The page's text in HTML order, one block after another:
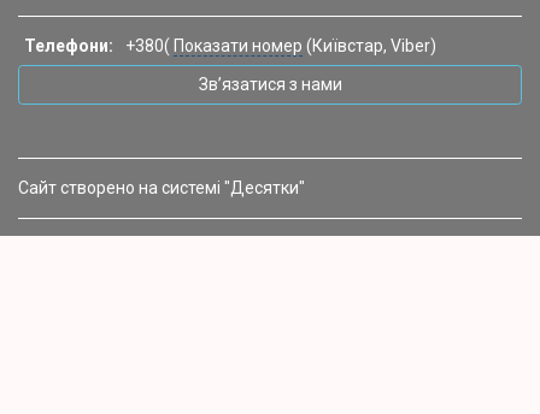
Телефони: +380( Показати номер (Київстар, Viber)
Зв’язатися з нами
Сайт створено на системі "Десятки"